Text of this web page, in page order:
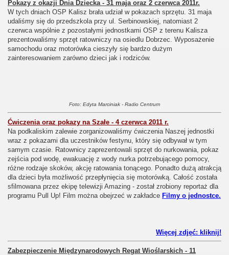
Pokazy z okazji Dnia Dziecka - 31 maja oraz 2 czerwca 2011r.
W tych dniach OSP Kalisz brała udział w pokazach sprzętu. 31 maja
udaliśmy się do przedszkola przy ul. Serbinowskiej, natomiast 2
czerwca wspólnie z pozostałymi jednostkami OSP z terenu Kalisza
prezentowaliśmy sprzęt ratowniczy na osiedlu Dobrzec. Wyposażenie
samochodu oraz motorówka cieszyły się bardzo dużym
zainteresowaniem zarówno dzieci jak i rodziców.
Foto: Edyta Marciniak - Radio Centrum
Ćwiczenia oraz pokazy na Szałe - 4 czerwca 2011 r.
Na podkaliskim zalewie zorganizowaliśmy ćwiczenia Naszej jednostki
wraz z pokazami dla uczestników festynu, który się odbywał w tym
samym czasie. Ratownicy zaprezentowali sprzęt do nurkowania, pokaz
zejścia pod wodę, ewakuację z wody nurka potrzebującego pomocy,
różne rodzaje skoków, akcję ratowania tonącego. Ponadto dużą atrakcją
dla dzieci była możliwość przepłynięcia się motorówką. Całość została
sfilmowana przez ekipę telewizji Amazing - został zrobiony reportaż dla
programu Pull Up! Film można obejrzeć w zakładce Filmy o jednostce.
Więcej zdjęć: kliknij!
Zabezpieczenie Międzynarodowych Regat Wioślarskich - 11